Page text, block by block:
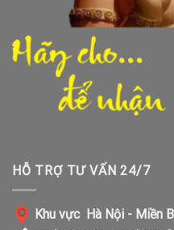
HỖ TRỢ TƯ VẤN 24/7
Khu vực Hà Nội - Miền